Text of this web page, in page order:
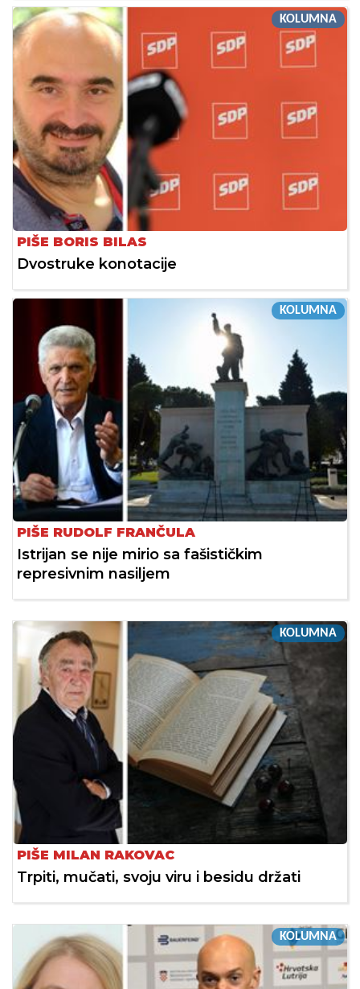
KOLUMNA
PIŠE BORIS BILAS
Dvostruke konotacije
KOLUMNA
PIŠE RUDOLF FRANČULA
Istrijan se nije mirio sa fašističkim
represivnim nasiljem
KOLUMNA
PIŠE MILAN RAKOVAC
Trpiti, mučati, svoju viru i besidu držati
KOLUMNA